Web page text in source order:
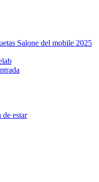
Salone del mobile 2025
de estar